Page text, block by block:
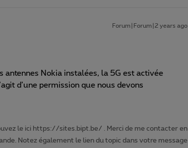
Forum|Forum|2 years ago
antennes Nokia instalées, la 5G est activée
d’une permission que nous devons
le ici https://sites.bipt.be/ . Merci de me contacter en
Notez également le lien du topic dans votre message